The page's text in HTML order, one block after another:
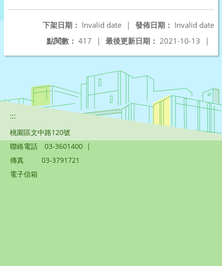
發佈日期： Invalid date
下架日期： Invalid date
|
最後更新日期： 2021-10-13 |
點閱數： 417 |
:::
桃園區文中路120號
聯絡電話
03-3601400 |
傳真
03-3791721
電子信箱